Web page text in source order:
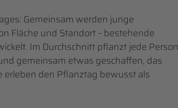
Gemeinsam werden junge
Fläche und Standort – bestehende
Im Durchschnitt pflanzt jede Person
gemeinsam etwas geschaffen, das
erleben den Pflanztag bewusst als